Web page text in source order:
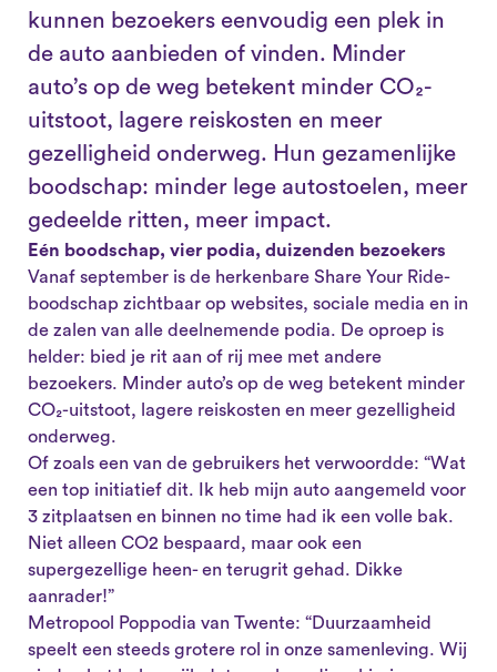
kunnen bezoekers eenvoudig een plek in
de auto aanbieden of vinden. Minder
auto’s op de weg betekent minder CO₂-
uitstoot, lagere reiskosten en meer
gezelligheid onderweg. Hun gezamenlijke
boodschap: minder lege autostoelen, meer
gedeelde ritten, meer impact.
Eén boodschap, vier podia, duizenden bezoekers
Vanaf september is de herkenbare Share Your Ride-
boodschap zichtbaar op websites, sociale media en in
de zalen van alle deelnemende podia. De oproep is
helder: bied je rit aan of rij mee met andere
bezoekers. Minder auto’s op de weg betekent minder
CO₂-uitstoot, lagere reiskosten en meer gezelligheid
onderweg.
Of zoals een van de gebruikers het verwoordde: “Wat
een top initiatief dit. Ik heb mijn auto aangemeld voor
3 zitplaatsen en binnen no time had ik een volle bak.
Niet alleen CO2 bespaard, maar ook een
supergezellige heen- en terugrit gehad. Dikke
aanrader!”
Metropool Poppodia van Twente: “Duurzaamheid
speelt een steeds grotere rol in onze samenleving. Wij